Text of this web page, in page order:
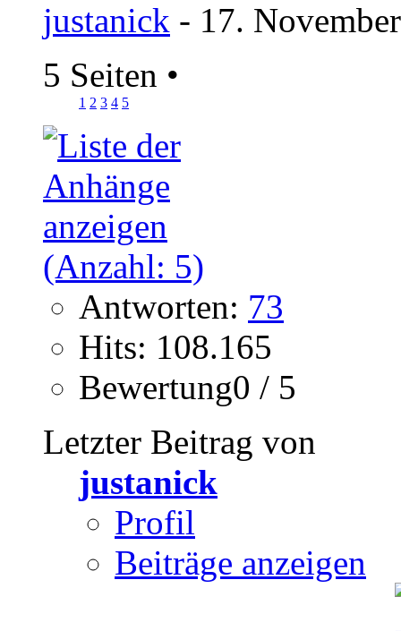
justanick - 17.
5 Seiten •
1 2 3 4 5
Antworten: 73
Hits: 108.165
Bewertung0 / 5
Letzter Beitrag von
justanick
Profil
Beiträge anzeigen